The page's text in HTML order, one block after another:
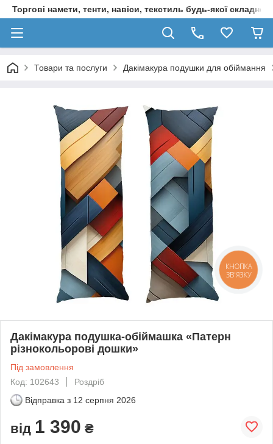
Торгові намети, тенти, навіси, текстиль будь-якої
Товари та послуги Дакімакура подушки для обіймання
Дакімакура подушка-обіймашка «Патерн
різнокольорові дошки»
Під замовлення
Код: 102643
Роздріб
Відправка з 12 серпня 2026
від 1 390 ₴
КНОПКА
ЗВ'ЯЗКУ